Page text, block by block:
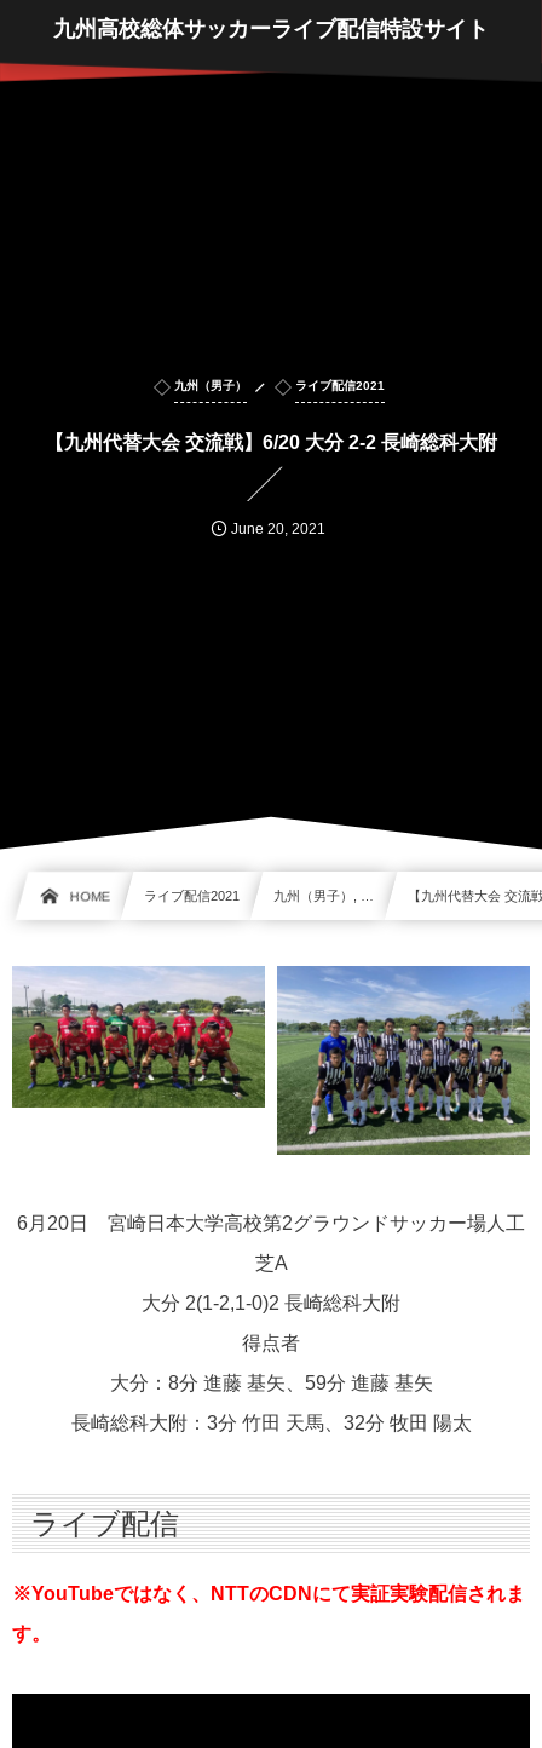
九州高校総体サッカーライブ配信特設サイト
九州（男子） ライブ配信2021
【九州代替大会 交流戦】6/20 大分 2-2 長崎総科大附
June 20,2021
HOME ライブ配信2021 九州（男子）, … 【九州代替大会 交流
6月20日 宮崎日本大学高校第2グラウンドサッカー場人工
芝A
大分 2(1-2,1-0)2 長崎総科大附
得点者
大分：8分 進藤 基矢、59分 進藤 基矢
長崎総科大附：3分 竹田 天馬、32分 牧田 陽太
ライブ配信
※YouTubeではなく、NTTのCDNにて実証実験配信されま
す。